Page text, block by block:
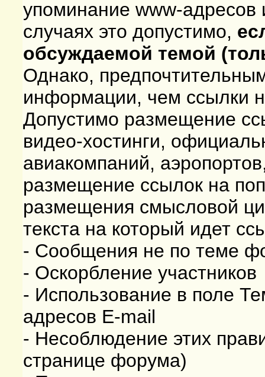
упоминание www-
случаях это допустимо,
обсуждаемой темой
Однако,
информации, чем ссылки
Допустимо размещение
видео-хостинги,
авиакомпаний,
размещение ссылок на
размещения смысловой
текста на который идет
- Сообщения не по теме
- Оскорбление участников
- Использование в поле
адресов E-mail
- Несоблюдение этих
странице форума)